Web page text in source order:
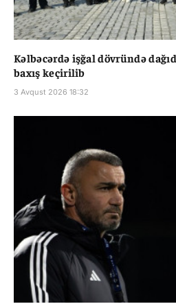
Kəlbəcərdə işğal dövründə
baxış keçirilib
3 Avqust 2026 18:32